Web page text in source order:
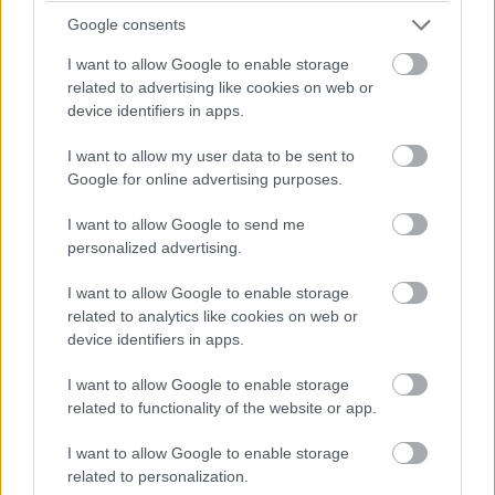
Google consents
I want to allow Google to enable storage
related to advertising like cookies on web or
device identifiers in apps.
I want to allow my user data to be sent to
Google for online advertising purposes.
I want to allow Google to send me
personalized advertising.
I want to allow Google to enable storage
related to analytics like cookies on web or
device identifiers in apps.
I want to allow Google to enable storage
related to functionality of the website or app.
I want to allow Google to enable storage
related to personalization.
turbópékek versenyzőjét, Nick Yellolyt bokszutcai gyorshajtás
miatt vizsgálják!
Fuocót ezúttal azzal biztatják, hogy sokkal több
pályaelhagyása van az előtte haladó Porschének, szóval ő
Fuocónak jelzik, hogy nyugodtan nyomja ki az autó
szemét, mert a 4. helynél hátrébb úgyse esik...
helyen haladó Porschét. Kubica előnye 35 másodperc felett.